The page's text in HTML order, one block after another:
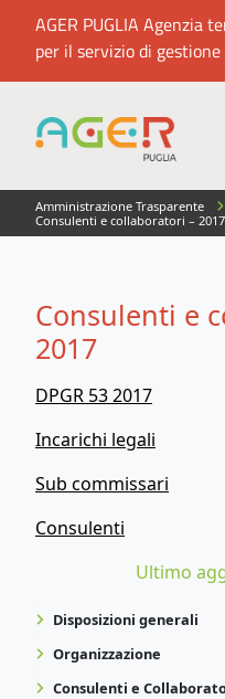
AGER PUGLIA Agenzia
per il servizio di
Amministrazione Trasparente
Consulenti e collaboratori – 2017
Disposizioni generali
Organizzazione
Consulenti e
Consulenti e
2017
DPGR 53 2017
Incarichi legali
Sub commissari
Consulenti
Ultimo